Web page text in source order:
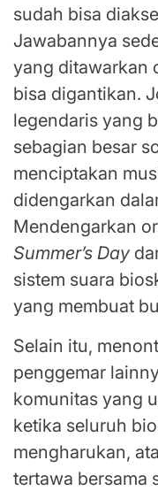
sudah bisa
Jawabannya
yang ditawarkan
bisa digantikan.
legendaris yang
sebagian besar
menciptakan
didengarkan
Mendengarkan
Summer’s Day
sistem suara
yang membuat
Selain itu,
penggemar
komunitas yang
ketika seluruh
mengharukan,
tertawa bersama